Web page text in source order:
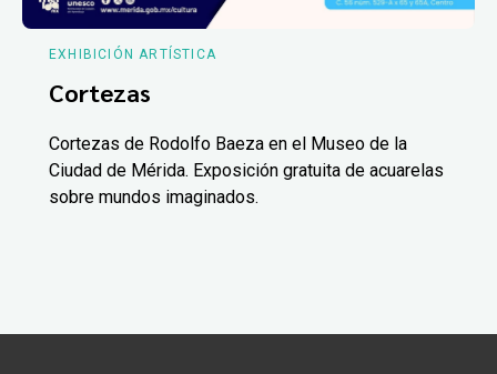
EXHIBICIÓN ARTÍSTICA
Cortezas
Cortezas de Rodolfo Baeza en el Museo de la
Ciudad de Mérida. Exposición gratuita de acuarelas
sobre mundos imaginados.